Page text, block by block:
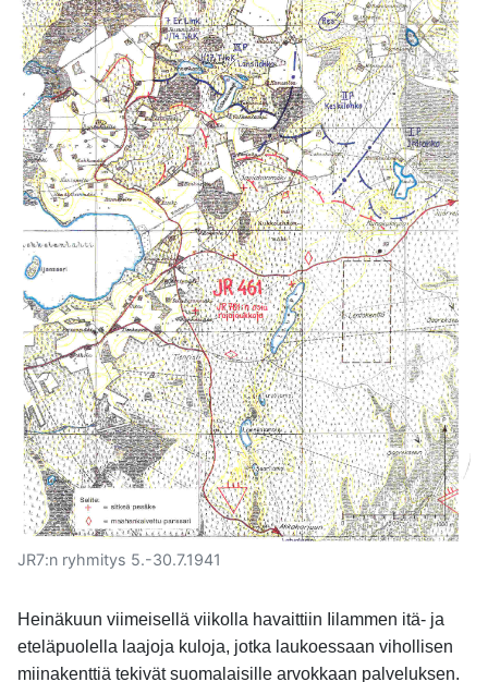
JR7:n ryhmitys 5.-30.7.1941
Heinäkuun viimeisellä viikolla havaittiin Iilammen itä- ja
eteläpuolella laajoja kuloja, jotka laukoessaan vihollisen
miinakenttiä tekivät suomalaisille arvokkaan palveluksen.